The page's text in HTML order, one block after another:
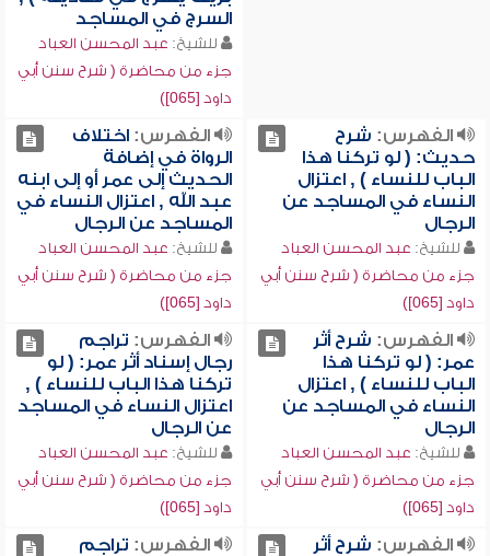
السرج في المساجد
للشيخ: عبد المحسن العباد
جزء من محاضرة ( شرح سنن أبي
داود [065])
الفهرس: شرح
حديث: ( لو تركنا هذا
الباب للنساء ) , اعتزال
النساء في المساجد عن
الرجال
للشيخ: عبد المحسن العباد
جزء من محاضرة ( شرح سنن أبي
داود [065])
الفهرس:اختلاف
الرواة في إضافة
الحديث إلى عمر أو إلى ابنه
عبد الله , اعتزال النساء في
المساجد عن الرجال
للشيخ: عبد المحسن العباد
جزء من محاضرة ( شرح سنن أبي
داود [065])
الفهرس: شرح أثر
عمر: ( لو تركنا هذا
الباب للنساء ) , اعتزال
النساء في المساجد عن
الرجال
للشيخ: عبد المحسن العباد
جزء من محاضرة ( شرح سنن أبي
داود [065])
الفهرس: تراجم
رجال إسناد أثر عمر: ( لو
تركنا هذا الباب للنساء ) ,
اعتزال النساء في المساجد
عن الرجال
للشيخ: عبد المحسن العباد
جزء من محاضرة ( شرح سنن أبي
داود [065])
الفهرس: شرح أثر
الفهرس: تراجم